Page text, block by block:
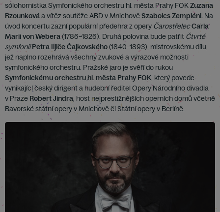
sólohornistka Symfonického orchestru hl. města Prahy FOKZuzana
Rzounkováa vítěz soutěže ARD v MnichověSzabolcs Zempléni. Na
úvod koncertu zazní populární předehra z opery ČarostřelecCarla
Marii von Webera(1786–1826). Druhá polovina bude patřit Čtvrté
symfoniiPetra Iljiče Čajkovského(1840–1893), mistrovskému dílu,
jež naplno rozehrává všechny zvukové a výrazové možnosti
symfonického orchestru. Pražské jaro je svěří do rukou
Symfonickému orchestru hl. města Prahy FOK, který povede
vynikající český dirigent a hudební ředitel Opery Národního divadla
v Praze Robert Jindra, host nejprestižnějších operních domů včetně
Bavorské státní opery v Mnichově či Státní opery v Berlíně.